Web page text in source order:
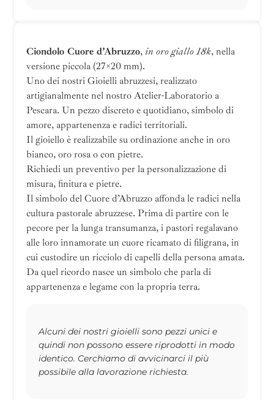
Ciondolo Cuore d’Abruzzo, in oro giallo 18k, nella
versione piccola (27×20 mm).
Uno dei nostri Gioielli abruzzesi, realizzato
artigianalmente nel nostro Atelier-Laboratorio a
Pescara. Un pezzo discreto e quotidiano, simbolo di
amore, appartenenza e radici territoriali.
Il gioiello è realizzabile su ordinazione anche in oro
bianco, oro rosa o con pietre.
Richiedi un preventivo per la personalizzazione di
misura, finitura e pietre.
Il simbolo del Cuore d’Abruzzo affonda le radici nella
cultura pastorale abruzzese. Prima di partire con le
pecore per la lunga transumanza, i pastori regalavano
alle loro innamorate un cuore ricamato di filigrana, in
cui custodire un ricciolo di capelli della persona amata.
Da quel ricordo nasce un simbolo che parla di
appartenenza e legame con la propria terra.
Alcuni dei nostri gioielli sono pezzi unici e
quindi non possono essere riprodotti in modo
identico. Cerchiamo di avvicinarci il più
possibile alla lavorazione richiesta.